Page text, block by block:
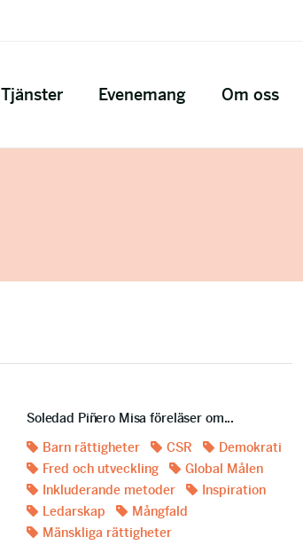
Tjänster Evenemang Om oss
Soledad Piñero Misa föreläser om...
Barn rättigheter
CSR
Demokrati
Fred och utveckling
Global Målen
Inkluderande metoder
Inspiration
Ledarskap
Mångfald
Mänskliga rättigheter